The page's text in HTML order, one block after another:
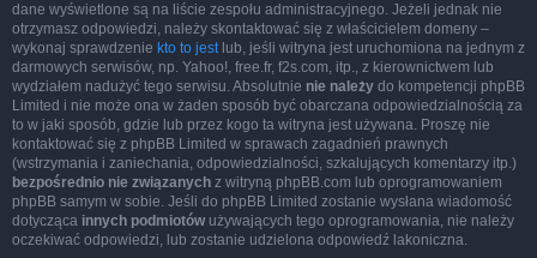
dane wyświetlone są na liście zespołu administracyjnego. Jeżeli jednak nie
otrzymasz odpowiedzi, należy skontaktować się z właścicielem domeny –
wykonaj sprawdzenie kto to jestlub, jeśli witryna jest uruchomiona na jednym z
darmowych serwisów, np. Yahoo!, free.fr, f2s.com, itp., z kierownictwem lub
wydziałem nadużyć tego serwisu. Absolutnie nie należy do kompetencji phpBB
Limited i nie może ona w żaden sposób być obarczana odpowiedzialnością za
to w jaki sposób, gdzie lub przez kogo ta witryna jest używana. Proszę nie
kontaktować się z phpBB Limited w sprawach zagadnień prawnych
(wstrzymania i zaniechania, odpowiedzialności, szkalujących komentarzy itp.)
bezpośrednio nie związanych z witryną phpBB.com lub oprogramowaniem
phpBB samym w sobie. Jeśli do phpBB Limited zostanie wysłana wiadomość
dotycząca innych podmiotów używających tego oprogramowania, nie należy
oczekiwać odpowiedzi, lub zostanie udzielona odpowiedź lakoniczna.